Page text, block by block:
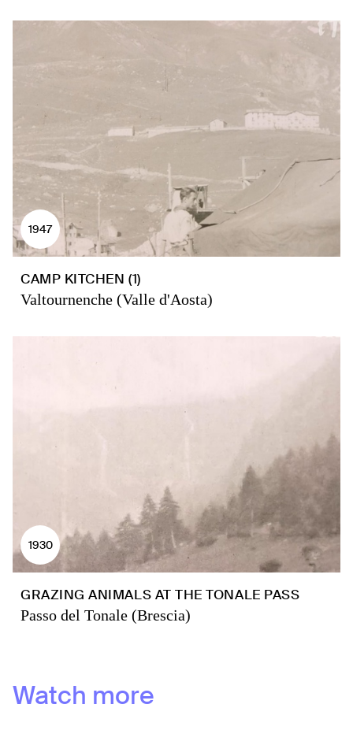
1947
CAMP KITCHEN (1)
Valtournenche (Valle d'Aosta)
1930
GRAZING ANIMALS AT THE TONALE PASS
Passo del Tonale (Brescia)
Watch more